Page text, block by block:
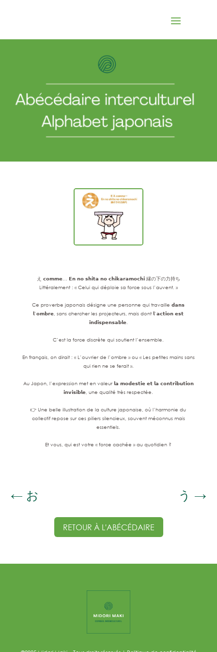
え 𝗰𝗼𝗺𝗺𝗲… 𝗘𝗻 𝗻𝗼 𝘀𝗵𝗶𝘁𝗮 𝗻𝗼 𝗰𝗵𝗶𝗸𝗮𝗿𝗮𝗺𝗼𝗰𝗵𝗶 縁の下の力持ち
Littéralement : « Celui qui déploie sa force sous l’auvent. »
Ce proverbe japonais désigne une personne qui travaille 𝗱𝗮𝗻𝘀
𝗹’𝗼𝗺𝗯𝗿𝗲, sans chercher les projecteurs, mais dont 𝗹’𝗮𝗰𝘁𝗶𝗼𝗻 𝗲𝘀𝘁
𝗶𝗻𝗱𝗶𝘀𝗽𝗲𝗻𝘀𝗮𝗯𝗹𝗲.
C’est la force discrète qui soutient l’ensemble.
En français, on dirait : « L’ouvrier de l’ombre » ou « Les petites mains sans
qui rien ne se ferait ».
Au Japon, l’expression met en valeur 𝗹𝗮 𝗺𝗼𝗱𝗲𝘀𝘁𝗶𝗲 𝗲𝘁 𝗹𝗮 𝗰𝗼𝗻𝘁𝗿𝗶𝗯𝘂𝘁𝗶𝗼𝗻
𝗶𝗻𝘃𝗶𝘀𝗶𝗯𝗹𝗲, une qualité très respectée.
👉 Une belle illustration de la culture japonaise, où l’harmonie du
collectif repose sur ces piliers silencieux, souvent méconnus mais
essentiels.
Et vous, qui est votre « force cachée » au quotidien ?
← お う →
RETOUR À L'ABÉCÉDAIRE